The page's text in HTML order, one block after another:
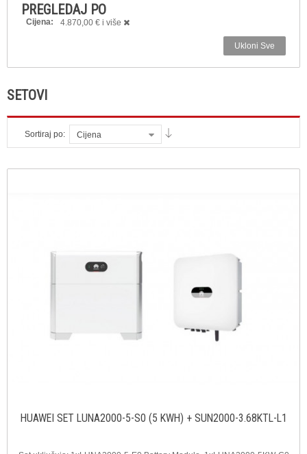
PREGLEDAJ PO
Cijena: 4.870,00 € i više
Ukloni Sve
SETOVI
Sortiraj po: Cijena
HUAWEI SET LUNA2000-5-S0 (5 KWH) + SUN2000-3.68KTL-L1